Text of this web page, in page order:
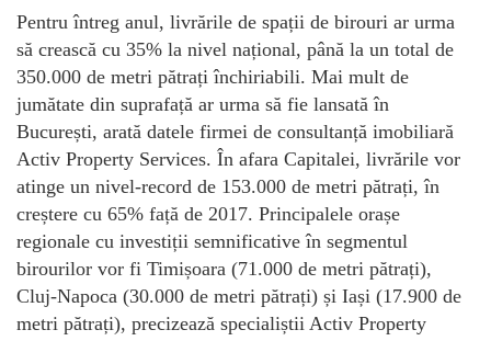
Pentru întreg anul, livrările de spații de birouri ar urma
să crească cu 35% la nivel național, până la un total de
350.000 de metri pătrați închiriabili. Mai mult de
jumătate din suprafață ar urma să fie lansată în
București, arată datele firmei de consultanță imobiliară
Activ Property Services. În afara Capitalei, livrările vor
atinge un nivel-record de 153.000 de metri pătrați, în
creștere cu 65% față de 2017. Principalele orașe
regionale cu investiții semnificative în segmentul
birourilor vor fi Timișoara (71.000 de metri pătrați),
Cluj-Napoca (30.000 de metri pătrați) și Iași (17.900 de
metri pătrați), precizează specialiștii Activ Property